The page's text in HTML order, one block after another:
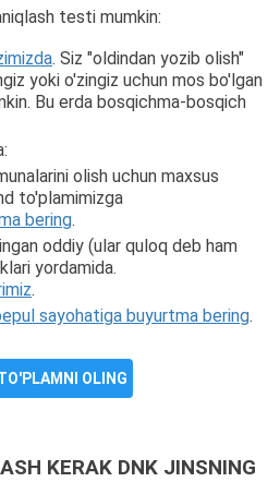
testi mumkin:
. Siz "oldindan yozib olish"
yoki o'zingiz uchun mos bo'lgan
Bu erda bosqichma-bosqich
olish uchun maxsus
to'plamimizga
bering.
oddiy (ular quloq deb ham
yordamida.
.
sayohatiga buyurtma bering.
OLING
KERAK DNK JINSNING